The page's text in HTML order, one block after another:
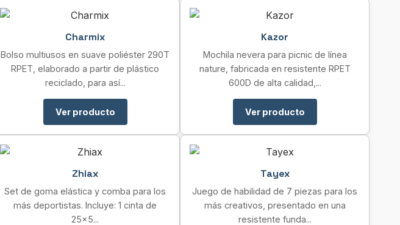
Charmix
Bolso multiusos en suave poliéster 290T
RPET, elaborado a partir de plástico
reciclado, para así...
Ver producto
Kazor
Mochila nevera para picnic de línea
nature, fabricada en resistente RPET
600D de alta calidad,...
Ver producto
Zhiax
Set de goma elástica y comba para los
más deportistas. Incluye: 1 cinta de
25×5...
Tayex
Juego de habilidad de 7 piezas para los
más creativos, presentado en una
resistente funda...